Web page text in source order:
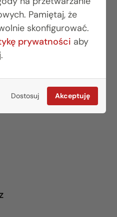
Pamiętaj, że
skonfigurować.
prywatności aby
Dostosuj Akceptuję